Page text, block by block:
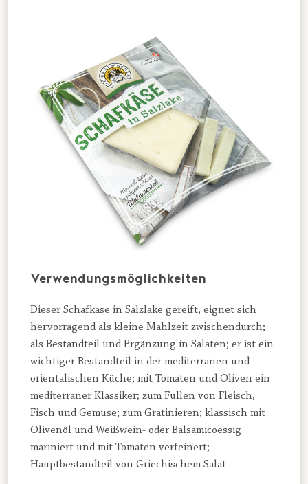
Verwendungsmöglichkeiten
Dieser Schafkäse in Salzlake gereift, eignet sich
hervorragend als kleine Mahlzeit zwischendurch;
als Bestandteil und Ergänzung in Salaten; er ist ein
wichtiger Bestandteil in der mediterranen und
orientalischen Küche; mit Tomaten und Oliven ein
mediterraner Klassiker; zum Füllen von Fleisch,
Fisch und Gemüse; zum Gratinieren; klassisch mit
Olivenöl und Weißwein- oder Balsamicoessig
mariniert und mit Tomaten verfeinert;
Hauptbestandteil von Griechischem Salat